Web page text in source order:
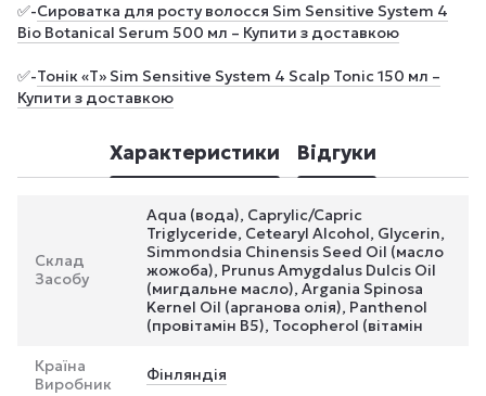
✅-Сироватка для росту волосся Sim Sensitive System 4
Bio Botanical Serum 500 мл – Купити з доставкою
✅-Тонік «Т» Sim Sensitive System 4 Scalp Tonic 150 мл –
Купити з доставкою
Характеристики Відгуки
Склад
Засобу
Aqua (вода), Caprylic/Capric
Triglyceride, Cetearyl Alcohol, Glycerin,
Simmondsia Chinensis Seed Oil (масло
жожоба), Prunus Amygdalus Dulcis Oil
(мигдальне масло), Argania Spinosa
Kernel Oil (арганова олія), Panthenol
(провітамін B5), Tocopherol (вітамін
Країна
Виробник
Фінляндія